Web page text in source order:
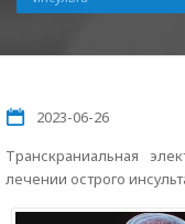
2023-06-26
Транскраниальная
лечении острого